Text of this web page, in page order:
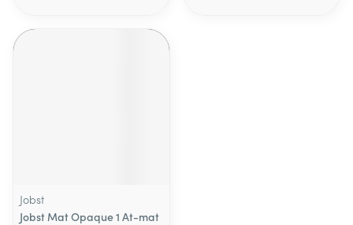
Jobst
Jobst Mat Opaque 1 At-mat